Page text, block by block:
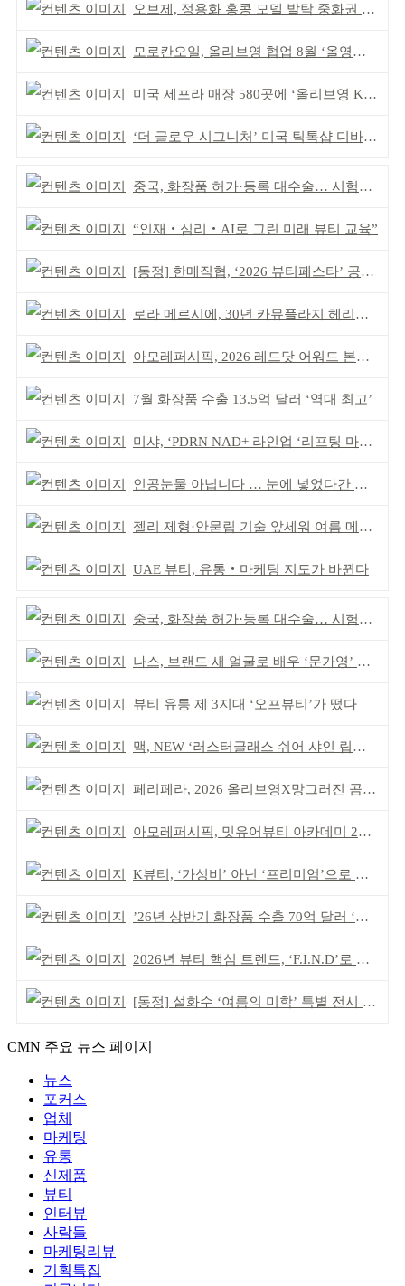
오브제, 정용화 홍콩 모델 발탁 중화권 공략 강화
모로칸오일, 올리브영 협업 8월 ‘올영픽’ 선정
미국 세포라 매장 580곳에 ‘올리브영 K뷰티에딧’ 론칭
‘더 글로우 시그니처’ 미국 틱톡샵 디바이스 부문 1위
중국, 화장품 허가·등록 대수술… 시험자료 공용 허용
“인재‧심리‧AI로 그린 미래 뷰티 교육”
[동정] 한메직협, ‘2026 뷰티페스타’ 공동 주최
로라 메르시에, 30년 카뮤플라지 헤리티지 담아
아모레퍼시픽, 2026 레드닷 어워드 본상 2개 수상
7월 화장품 수출 13.5억 달러 ‘역대 최고’
미샤, ‘PDRN NAD+ 라인업 ‘리프팅 마스크’ 출시
인공눈물 아닙니다 … 눈에 넣었다간 각막 손상
젤리 제형·안묻립 기술 앞세워 여름 메이크업 시장 공략
UAE 뷰티, 유통‧마케팅 지도가 바뀐다
중국, 화장품 허가·등록 대수술… 시험자료 공용 허용
나스, 브랜드 새 얼굴로 배우 ‘문가영’ 발탁
뷰티 유통 제 3지대 ‘오프뷰티’가 떴다
맥, NEW ‘러스터글래스 쉬어 샤인 립스틱’ 출시
페리페라, 2026 올리브영X망그러진 곰 콜라보
아모레퍼시픽, 밋유어뷰티 아카데미 2기 발대식
K뷰티, ‘가성비’ 아닌 ‘프리미엄’으로 승부걸어야
’26년 상반기 화장품 수출 70억 달러 ‘역대 최고’
2026년 뷰티 핵심 트렌드, ‘F.I.N.D’로 읽는다
[동정] 설화수 ‘여름의 미학’ 특별 전시 개최
CMN 주요 뉴스 페이지
뉴스
포커스
업체
마케팅
유통
신제품
뷰티
인터뷰
사람들
마케팅리뷰
기획특집